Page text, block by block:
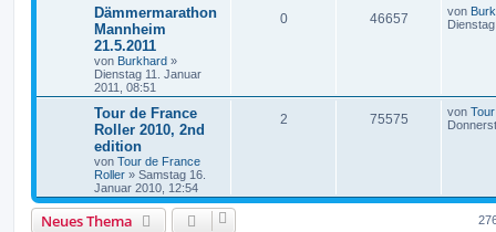
Dämmermarathon
Mannheim
21.5.2011
von Burkhard »
Dienstag 11. Januar
2011, 08:51
0 46657 von
Tour de France
Roller 2010, 2nd
edition
von Tour de France
Roller » Samstag 16.
Januar 2010, 12:54
2 75575 von
Neues Thema